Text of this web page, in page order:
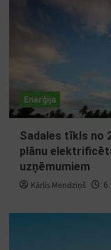
Enerģija
Sadales tīkls no
plānu
uzņēmumiem
Kārlis Mendziņš